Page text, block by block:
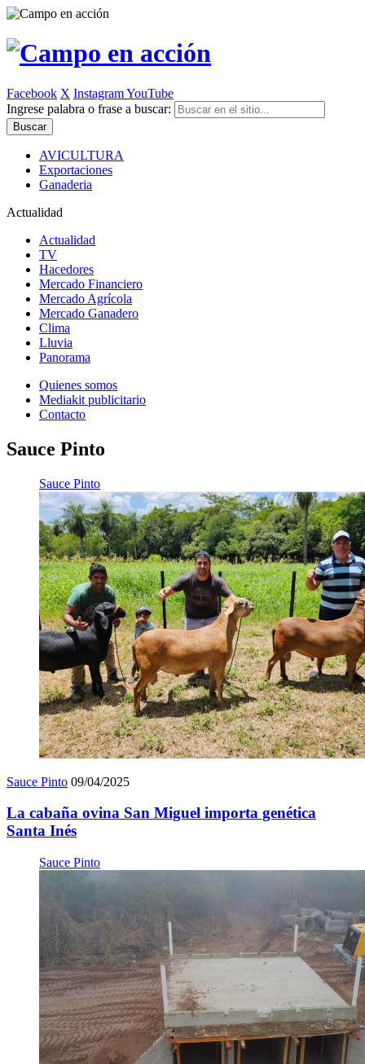
Facebook X InstagramYouTube
Ingrese palabra o frase a buscar:
AVICULTURA
Exportaciones
Ganaderia
Actualidad
Actualidad
TV
Hacedores
Mercado Financiero
Mercado Agrícola
Mercado Ganadero
Clima
Lluvia
Panorama
Quienes somos
Mediakit publicitario
Contacto
Sauce Pinto
Sauce Pinto
Sauce Pinto 09/04/2025
La cabaña ovina San Miguel importa genética
Santa Inés
Sauce Pinto